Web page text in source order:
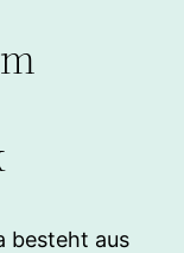
besteht aus